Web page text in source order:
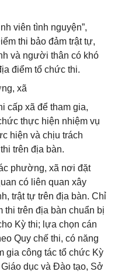
viên tình nguyện”,
thi bảo đảm trật tự,
và người thân có khó
điểm tổ chức thi.
xã
cấp xã để tham gia,
thực hiện nhiệm vụ
hiện và chịu trách
trên địa bàn.
phường, xã nơi đặt
có liên quan xây
trật tự trên địa bàn. Chỉ
thi trên địa bàn chuẩn bị
Kỳ thi; lựa chọn cán
Quy chế thi, có năng
gia công tác tổ chức Kỳ
dục và Đào tạo, Sở